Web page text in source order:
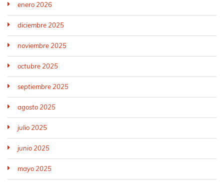
enero 2026
diciembre 2025
noviembre 2025
octubre 2025
septiembre 2025
agosto 2025
julio 2025
junio 2025
mayo 2025